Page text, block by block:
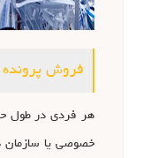
فروش پرونده
هر فردی در طول
خصوصی یا سازمان